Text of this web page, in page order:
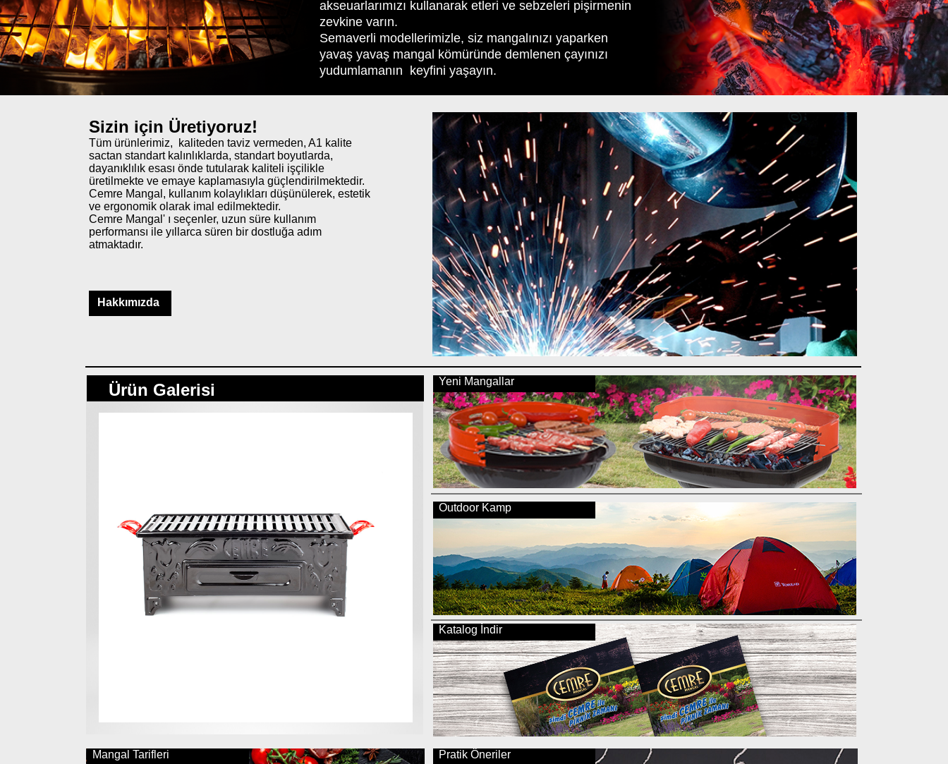
Ürün Galerisi
akseuarlarımızı kullanarak etleri ve sebzeleri pişirmenin
zevkine varın.
Semaverli modellerimizle, siz mangalınızı yaparken
yavaş yavaş mangal kömüründe demlenen çayınızı
yudumlamanın keyfini yaşayın.
Hakkımızda
Sizin için Üretiyoruz!
Tüm ürünlerimiz, kaliteden taviz vermeden, A1 kalite
sactan standart kalınlıklarda, standart boyutlarda,
dayanıklılık esası önde tutularak kaliteli işçilikle
üretilmekte ve emaye kaplamasıyla güçlendirilmektedir.
Cemre Mangal, kullanım kolaylıkları düşünülerek, estetik
ve ergonomik olarak imal edilmektedir.
Cemre Mangal' ı seçenler, uzun süre kullanım
performansı ile yıllarca süren bir dostluğa adım
atmaktadır.
Mangal Tarifleri
Outdoor Kamp
Katalog İndir
Yeni Mangallar
Pratik Öneriler